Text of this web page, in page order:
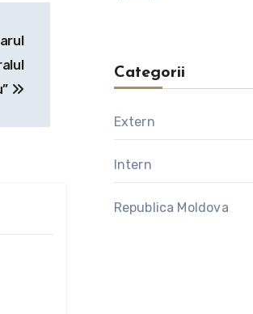
Categorii
Extern
Intern
Republica Moldova